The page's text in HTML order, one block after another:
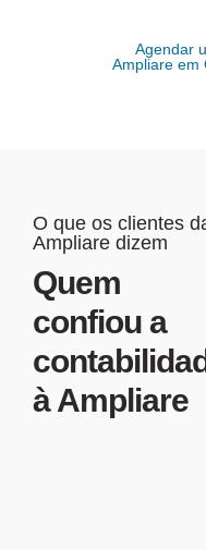
Agendar
Ampliare em
O que os clientes
Ampliare dizem
Quem
confiou a
à Ampliare